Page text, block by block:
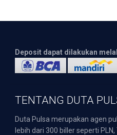
Deposit dapat dilakukan
TENTANG DUTA
Duta Pulsa merupakan agen
lebih dari 300 biller seperti